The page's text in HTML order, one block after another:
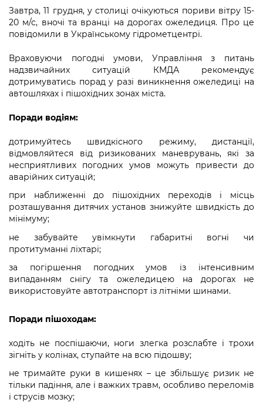
Рішення та розпорядження
Проєкти розпоряджень, що
Рішення Київради
Контактна інформація
Графік роботи та прийому громадян
Вакансії
Статистика
Звернення громадян
Регуляторна діяльність
Промисловість і наука Києва
Підприємства, установи, організації
Kyiv International Relations
Річні звіти
Гендерна політика
Київська міська військова адміністрація
Освіта та навчальні заклади
Дороги, транспорт та парковки
Навколишнє середовище міста
Містобудування та земельні ділянки
Фінанси та бюджет
Безпека та правопорядок
Ритуальні послуги
Іноземцям / For foreigners
Пам'ятки культурної спадщини
Портал Захисників та Захисниць
Міський застосунок Київ Цифровий
Важливе під час воєнного стану
Громадська експертиза
Громадський бюджет
Консультації з громадськістю
Громадська рада
Контактний центр
Допомога учасникам АТО
Рада з питань внутрішньо переміщених
осіб при Київській міській військовій
адміністрації
Уряд» – місцевий рівень»
Важливе під час воєнного стану
Інформація з обмеженим доступом
Проекти нормативно-правових та
інших актів
Нормативна база
Питання і відповіді про публічну
інформацію
Порядок оскарження рішень, дій чи
Звіти про опрацювання запитів на
публічну інформацію
Інформація для споживачів
Про відкриті дані
Портал даних Києва
Публічні дашборди
Медіагалерея
Підписатися на новини та анонси від
КМДА / Subscribe to announcements
from the KCSA
Порядок акредитації медіа /
Submitting a media request
Зйомки в лікарнях в умовах воєнного
стану / Rules for media coverage of
hospitals at work under martial law
Контакти для медіа / Contacts for mass
Портал Послуг
Завтра, 11 грудня, у столиці очікуються пориви вітру 15-
20 м/с, вночі та вранці на дорогах ожеледиця. Про це
повідомили в Українському гідрометцентрі.
Враховуючи погодні умови, Управління з питань
надзвичайних ситуацій КМДА рекомендує
дотримуватись порад у разі виникнення ожеледиці на
автошляхах і пішохідних зонах міста.
Поради водіям:
дотримуйтесь швидкісного режиму, дистанції,
відмовляйтеся від ризикованих маневрувань, які за
несприятливих погодних умов можуть привести до
аварійних ситуацій;
при наближенні до пішохідних переходів і місць
розташування дитячих установ знижуйте швидкість до
мінімуму;
не забувайте увімкнути габаритні вогні чи
протитуманні ліхтарі;
за погіршення погодних умов із інтенсивним
випаданням снігу та ожеледицею на дорогах не
використовуйте автотранспорт із літніми шинами.
Поради пішоходам:
ходіть не поспішаючи, ноги злегка розслабте і трохи
зігніть у колінах, ступайте на всю підошву;
не тримайте руки в кишенях – це збільшує ризик не
тільки падіння, але і важких травм, особливо переломів
і струсів мозку;